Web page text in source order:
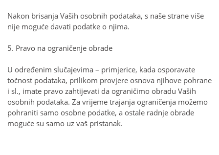
Nakon brisanja Vaših osobnih podataka, s naše strane više
nije moguće davati podatke o njima.
5. Pravo na ograničenje obrade
U određenim slučajevima – primjerice, kada osporavate
točnost podataka, prilikom provjere osnova njihove pohrane
i sl., imate pravo zahtijevati da ograničimo obradu Vaših
osobnih podataka. Za vrijeme trajanja ograničenja možemo
pohraniti samo osobne podatke, a ostale radnje obrade
moguće su samo uz vaš pristanak.